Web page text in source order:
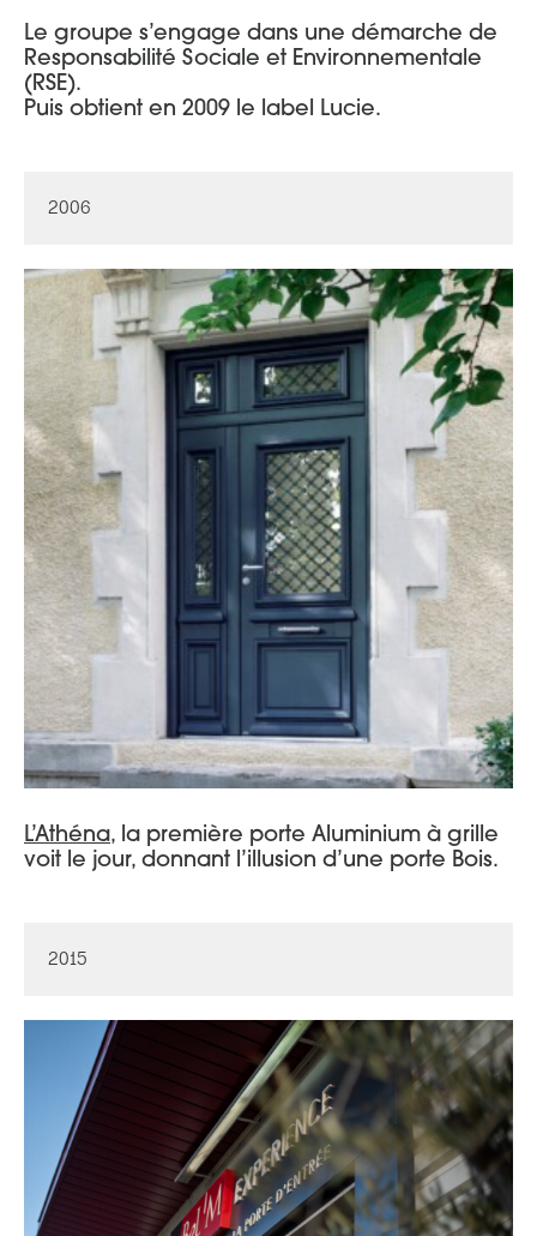
Le groupe s’engage dans une démarche de
Responsabilité Sociale et Environnementale
(RSE).
Puis obtient en 2009 le label Lucie.
2006
L’Athéna, la première porte Aluminium à grille
voit le jour, donnant l’illusion d’une porte Bois.
2015